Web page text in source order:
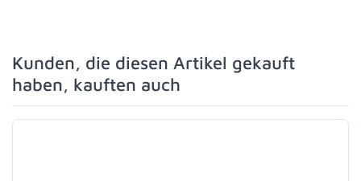
Kunden, die diesen Artikel gekauft
haben, kauften auch